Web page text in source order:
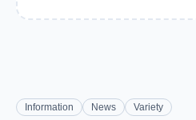
Information News Variety